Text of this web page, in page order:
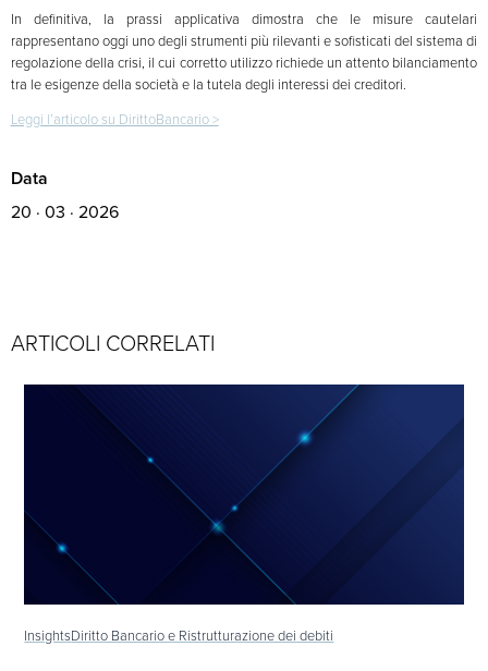
In definitiva, la prassi applicativa dimostra che le misure cautelari
rappresentano oggi uno degli strumenti più rilevanti e sofisticati del sistema di
regolazione della crisi, il cui corretto utilizzo richiede un attento bilanciamento
tra le esigenze della società e la tutela degli interessi dei creditori.
Leggi l’articolo su DirittoBancario >
Data
20 · 03 · 2026
ARTICOLI CORRELATI
InsightsDiritto Bancario e Ristrutturazione dei debiti